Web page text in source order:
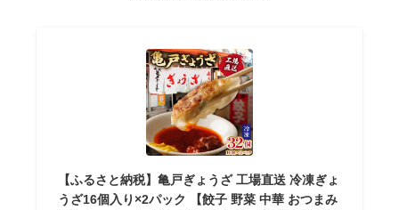
【ふるさと納税】亀戸ぎょうざ 工場直送 冷凍ぎょ
うざ16個入り×2パック 【餃子 野菜 中華 おつまみ